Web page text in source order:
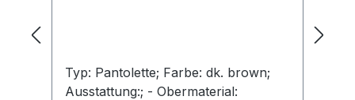
Typ: Pantolette; Farbe: dk. brown;
Ausstattung:; - Obermaterial: